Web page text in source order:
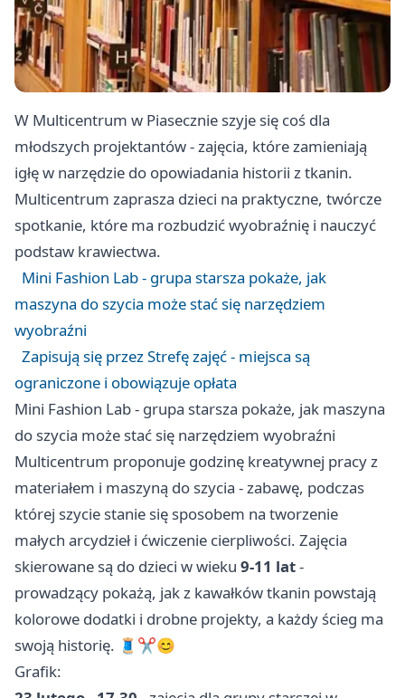
W Multicentrum w Piasecznie szyje się coś dla
młodszych projektantów - zajęcia, które zamieniają
igłę w narzędzie do opowiadania historii z tkanin.
Multicentrum zaprasza dzieci na praktyczne, twórcze
spotkanie, które ma rozbudzić wyobraźnię i nauczyć
podstaw krawiectwa.
Mini Fashion Lab - grupa starsza pokaże, jak
maszyna do szycia może stać się narzędziem
wyobraźni
Zapisują się przez Strefę zajęć - miejsca są
ograniczone i obowiązuje opłata
Mini Fashion Lab - grupa starsza pokaże, jak maszyna
do szycia może stać się narzędziem wyobraźni
Multicentrum proponuje godzinę kreatywnej pracy z
materiałem i maszyną do szycia - zabawę, podczas
której szycie stanie się sposobem na tworzenie
małych arcydzieł i ćwiczenie cierpliwości. Zajęcia
skierowane są do dzieci w wieku 9-11 lat-
prowadzący pokażą, jak z kawałków tkanin powstają
kolorowe dodatki i drobne projekty, a każdy ścieg ma
swoją historię. 🧵✂️😊
Grafik: